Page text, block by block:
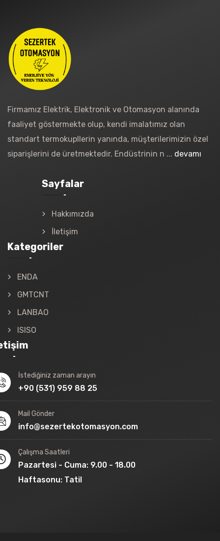
Firmamız Elektrik, Elektronik ve Otomasyon alanında
faaliyet göstermekte olup, kendi imalatımız olan
standart termokupllerin yanında, müşterilerimizin özel
siparişlerini de üretmektedir. Endüstrinin n ... devamı
Sayfalar
Hakkımızda
İletişim
Kategoriler
ENDA
GMTCNT
LANBAO
ISISO
İstediğiniz zaman arayın
+90 (531) 959 88 25
Mail Gönder
info@sezertekotomasyon.com
Çalışma Saatleri
Pazartesi - Cuma: 9.00 - 18.00
Haftasonu: Tatil